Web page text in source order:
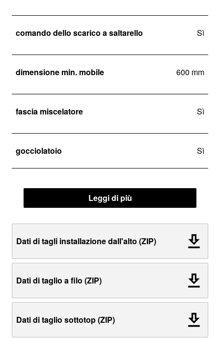
comando dello scarico a saltarello Sì
dimensione min. mobile 600 mm
fascia miscelatore Sì
gocciolatoio Sì
Leggi di più
Dati di tagli installazione dall'alto (ZIP)
Dati di taglio a filo (ZIP)
Dati di taglio sottotop (ZIP)